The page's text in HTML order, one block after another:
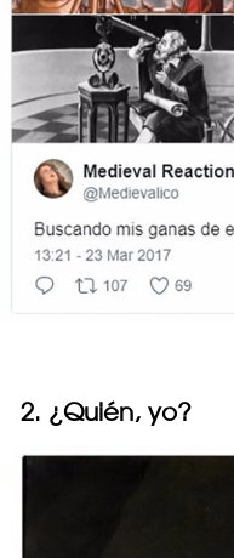
2. ¿Quién, yo?